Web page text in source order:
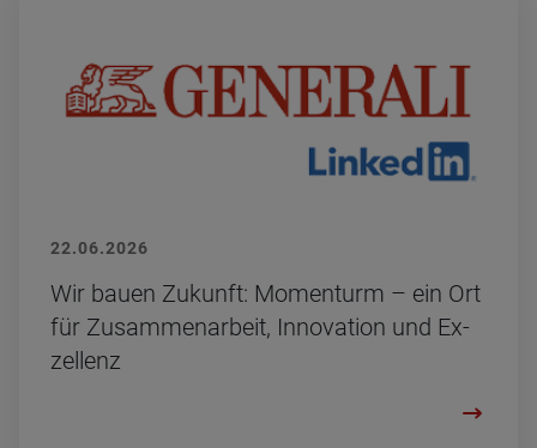
22.06.2026
Wir bauen Zu­kunft: Mo­men­turm – ein Ort
für Zu­sam­men­ar­beit, In­no­va­ti­on und Ex­
zel­lenz